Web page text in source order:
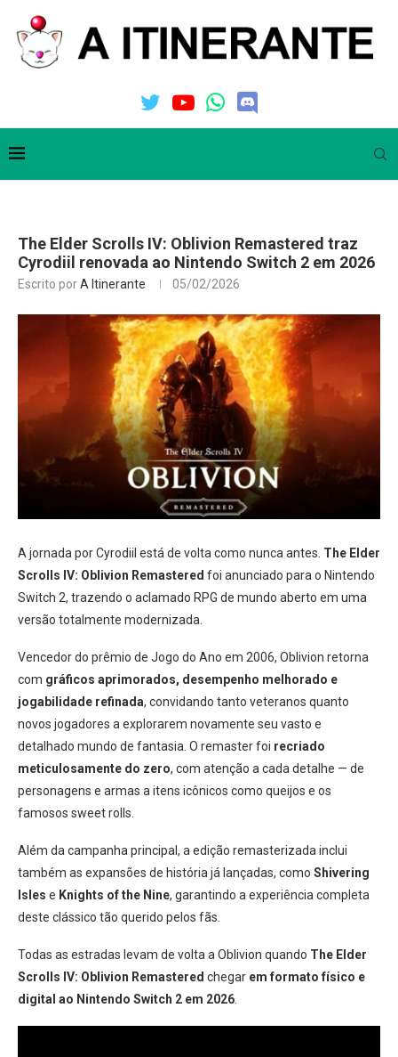
The Elder Scrolls IV: Oblivion Remastered traz
Cyrodiil renovada ao Nintendo Switch 2 em 2026
Escrito porA Itinerante 05/02/2026
A jornada por Cyrodiil está de volta como nunca antes. The Elder
Scrolls IV: Oblivion Remastered foi anunciado para o Nintendo
Switch 2, trazendo o aclamado RPG de mundo aberto em uma
versão totalmente modernizada.
Vencedor do prêmio de Jogo do Ano em 2006, Oblivion retorna
com gráficos aprimorados, desempenho melhorado e
jogabilidade refinada, convidando tanto veteranos quanto
novos jogadores a explorarem novamente seu vasto e
detalhado mundo de fantasia. O remaster foi recriado
meticulosamente do zero, com atenção a cada detalhe — de
personagens e armas a itens icônicos como queijos e os
famosos sweet rolls.
Além da campanha principal, a edição remasterizada inclui
também as expansões de história já lançadas, como Shivering
Isles e Knights of the Nine, garantindo a experiência completa
deste clássico tão querido pelos fãs.
Todas as estradas levam de volta a Oblivion quando The Elder
Scrolls IV: Oblivion Remastered chegar em formato físico e
digital ao Nintendo Switch 2 em 2026